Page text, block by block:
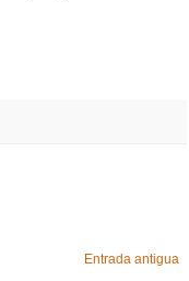
Entrada antigua